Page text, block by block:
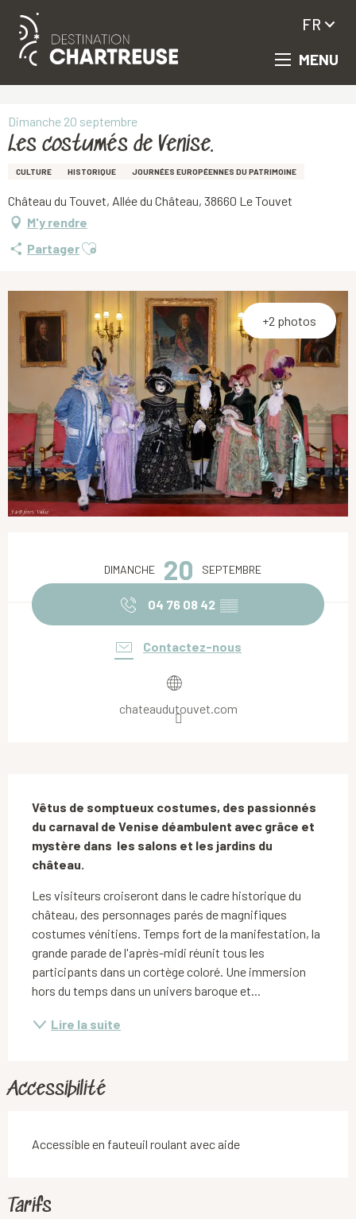
Aller
principal
MENU
FR
Dimanche 20 septembre
Les costumés de Venise.
CULTURE HISTORIQUE JOURNÉES EUROPÉENNES DU PATRIMOINE
Château du Touvet, Allée du Château, 38660 Le Touvet
M'y rendre
PartagerAjouter aux favoris
+2 photos
DIMANCHE 20 SEPTEMBRE
04 76 08 42 ▒▒
Contactez-nous
chateaudutouvet.com
Vêtus de somptueux costumes, des passionnés
du carnaval de Venise déambulent avec grâce et
mystère dans  les salons et les jardins du
château.
Les visiteurs croiseront dans le cadre historique du
château, des personnages parés de magnifiques
costumes vénitiens. Temps fort de la manifestation, la
grande parade de l'après-midi réunit tous les
participants dans un cortège coloré. Une immersion
hors du temps dans un univers baroque et...
Lire la suite
Accessibilité
Accessible en fauteuil roulant avec aide
Tarifs